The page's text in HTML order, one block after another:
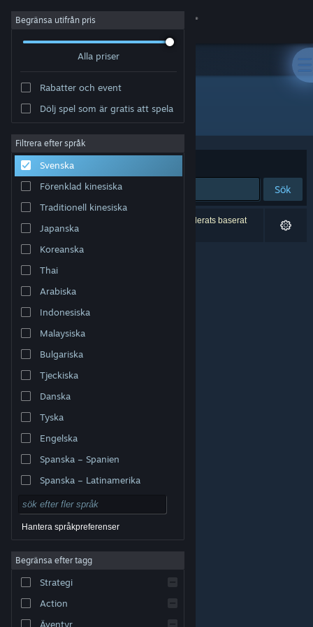
Logga in
Om
Support
Byt språk
Skaffa Steams mobilapp
Se skrivbordswebbplats
varumärken tillhör respektive ägare i USA och andra
Tillgänglighet
Återbetalningar|
Begränsa utifrån pris
Alla priser
Rabatter och event
Dölj spel som är gratis att spela
Filtrera efter språk
Svenska
Förenklad kinesiska
Traditionell kinesiska
Japanska
Koreanska
Thai
Arabiska
Indonesiska
Malaysiska
Bulgariska
Tjeckiska
Danska
Tyska
Engelska
Spanska – Spanien
Spanska – Latinamerika
Hantera språkpreferenser
Begränsa efter tagg
Strategi
Action
Äventyr
Utvecklare: 黒子ラボ
Sortera efter Relevans
Sök
0 träffar matchade din sökning. 6 titlar har exkluderats baserat
på dina preferenser.